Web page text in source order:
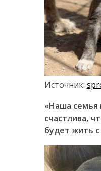
Источник:
«Наша семья
счастлива,
будет жить